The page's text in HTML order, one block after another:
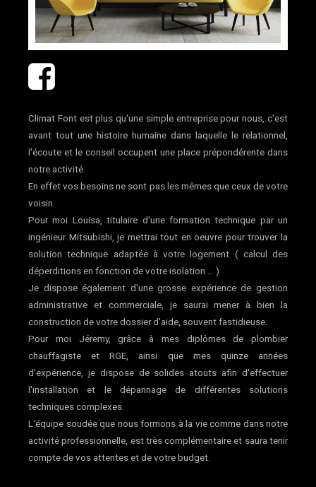
Climat Font est plus qu'une simple entreprise pour nous, c'est
avant tout une histoire humaine dans laquelle le relationnel,
l'écoute et le conseil occupent une place prépondérente dans
notre activité.
En effet vos besoins ne sont pas les mêmes que ceux de votre
voisin.
Pour moi Louisa, titulaire d'une formation technique par un
ingénieur Mitsubishi, je mettrai tout en oeuvre pour trouver la
solution technique adaptée à votre logement ( calcul des
déperditions en fonction de votre isolation ... )
Je dispose également d'une grosse expérience de gestion
administrative et commerciale, je saurai mener à bien la
construction de votre dossier d'aide, souvent fastidieuse.
Pour moi Jéremy, grâce à mes diplômes de plombier
chauffagiste et RGE, ainsi que mes quinze années
d'expérience, je dispose de solides atouts afin d'effectuer
l'installation et le dépannage de différentes solutions
techniques complexes.
L'équipe soudée que nous formons à la vie comme dans notre
activité professionnelle, est très complémentaire et saura tenir
compte de vos attentes et de votre budget.